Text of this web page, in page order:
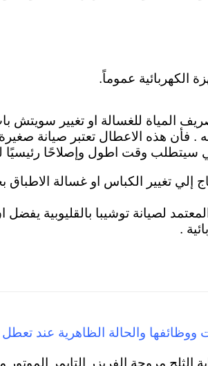
الكهربائية عموماً.
المياة للغسالة او تغيير سويتش
فأن هذه الاعطال تعتبر صيانة
سيتطلب وقت اطول وإصلاحًا رئيسيًا
إلي تغيير الكباس او غسالة الاطباق
لصيانة توشيبا بالقليوبية
.
ووظائفها والحالة الظاهرية عند